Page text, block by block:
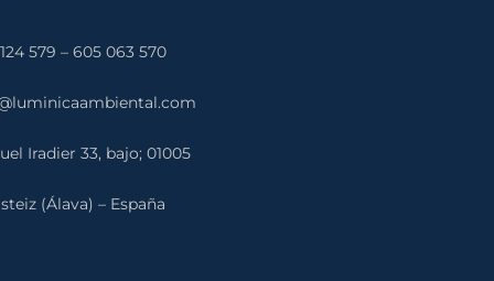
579 – 605 063 570
Iradier 33, bajo; 01005
(Álava) – España